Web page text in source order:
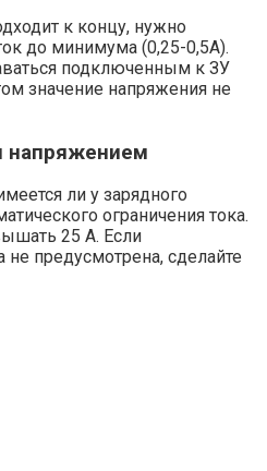
к концу, нужно
до минимума (0,25-0,5А).
подключенным к ЗУ
значение напряжения не
напряжением
ли у зарядного
ограничения тока.
25 А. Если
не предусмотрена, сделайте